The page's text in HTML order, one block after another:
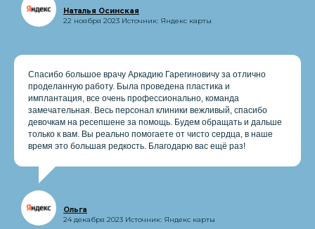
Наталья Осинская
22 ноября 2023 Источник: Яндекс карты
Спасибо большое врачу Аркадию Гарегиновичу за отлично
проделанную работу. Была проведена пластика и
имплантация, все очень профессионально, команда
замечательная. Весь персонал клиники вежливый, спасибо
девочкам на ресепшене за помощь. Будем обращать и дальше
только к вам. Вы реально помогаете от чисто сердца, в наше
время это большая редкость. Благодарю вас ещё раз!
Ольга
24 декабря 2023 Источник: Яндекс карты